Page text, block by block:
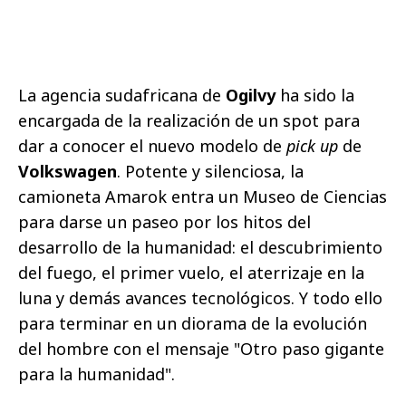
La agencia sudafricana de Ogilvyha sido la
encargada de la realización de un spot para
dar a conocer el nuevo modelo de pick up de
Volkswagen. Potente y silenciosa, la
camioneta Amarok entra un Museo de Ciencias
para darse un paseo por los hitos del
desarrollo de la humanidad: el descubrimiento
del fuego, el primer vuelo, el aterrizaje en la
luna y demás avances tecnológicos. Y todo ello
para terminar en un diorama de la evolución
del hombre con el mensaje "Otro paso gigante
para la humanidad".